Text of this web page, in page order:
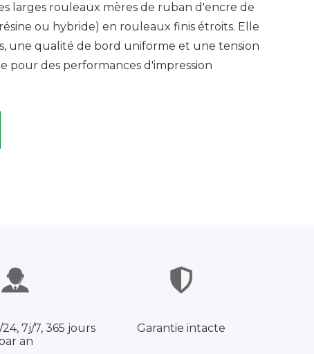
larges rouleaux mères de ruban d'encre de
ou hybride) en rouleaux finis étroits. Elle
une qualité de bord uniforme et une tension
pour des performances d'impression
7j/7, 365 jours
an
Garantie intacte